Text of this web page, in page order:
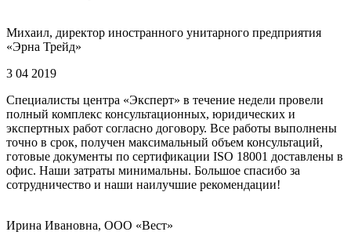
Михаил, директор иностранного унитарного предприятия
«Эрна Трейд»
3 04 2019
Специалисты центра «Эксперт» в течение недели провели
полный комплекс консультационных, юридических и
экспертных работ согласно договору. Все работы выполнены
точно в срок, получен максимальный объем консультаций,
готовые документы по сертификации ISO 18001 доставлены в
офис. Наши затраты минимальны. Большое спасибо за
сотрудничество и наши наилучшие рекомендации!
Ирина Ивановна, ООО «Вест»